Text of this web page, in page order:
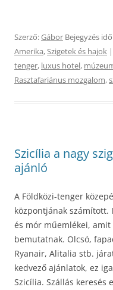
Szerző:Gábor Bejegyzés
Amerika,Szigetek és hajok
tenger, luxus hotel,
Rasztafariánus mozgalom,
Szicília a nagy
ajánló
A Földközi-tenger
központjának számított.
és mór műemlékei,
bemutatnak. Olcsó,
Ryanair, Alitalia stb.
kedvező ajánlatok, ez
Szicília. Szállás keresés